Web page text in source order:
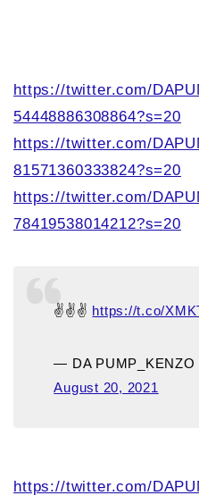
https://twitter.com/
54448886308864?s=20
https://twitter.com/
81571360333824?s=20
https://twitter.com/
78419538014212?s=20
✌️✌️✌️ https://t.co/
— DA PUMP_KENZO
August 20, 2021
https://twitter.com/